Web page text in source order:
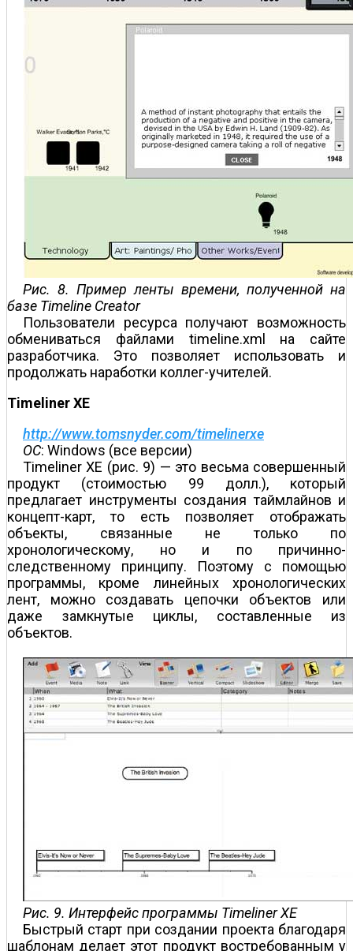
Рис. 8. Пример ленты времени, полученной на
базе Timeline Creator
Пользователи ресурса получают возможность
обмениваться файлами timeline.xml на сайте
разработчика. Это позволяет использовать и
продолжать наработки коллег-учителей.
Timeliner XE
http://www.tomsnyder.com/timelinerxe
ОС: Windows (все версии)
Timeliner XE (рис. 9) — это весьма совершенный
продукт (стоимостью 99 долл.), который
предлагает инструменты создания таймлайнов и
концепт-карт, то есть позволяет отображать
объекты, связанные не только по
хронологическому, но и по причинно-
следственному принципу. Поэтому с помощью
программы, кроме линейных хронологических
лент, можно создавать цепочки объектов или
даже замкнутые циклы, составленные из
объектов.
Рис. 9. Интерфейс программы Timeliner XE
Быстрый старт при создании проекта благодаря
шаблонам делает этот продукт востребованным у